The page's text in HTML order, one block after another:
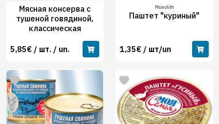
Мясная консерва с
тушеной говядиной,
классическая
5,85€ / шт. / un.
Monolith
Паштет "куриный"
1,35€ / шт/un